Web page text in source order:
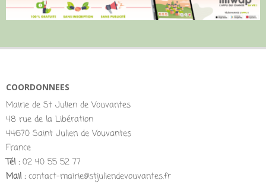
COORDONNEES
Mairie de St Julien de Vouvantes
48 rue de la Libération
44670 Saint Julien de Vouvantes
France
Tél :02 40 55 52 77
Mail :contact-mairie@stjuliendevouvantes.fr